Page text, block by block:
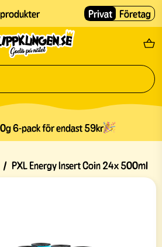
Fri
Privat Företag
6-pack för endast 59kr
/ PXL Energy Insert Coin 24x 500ml